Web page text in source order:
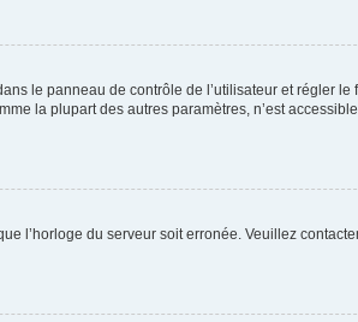
le panneau de contrôle de l’utilisateur et régler
la plupart des autres paramètres, n’est
l’horloge du serveur soit erronée. Veuillez